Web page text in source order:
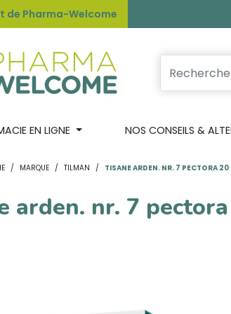
de Pharma-Welcome
EN LIGNE NOS CONSEILS &
MARQUE TILMAN TISANE ARDEN. NR. 7 PECTORA 20
arden. nr. 7